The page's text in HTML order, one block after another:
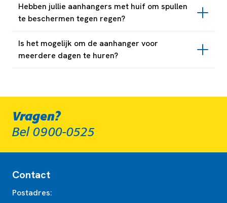
Hebben jullie aanhangers met huif om spullen
te beschermen tegen regen?
Is het mogelijk om de aanhanger voor
meerdere dagen te huren?
Vragen?
Bel 0900-0525
Contact
Postadres: